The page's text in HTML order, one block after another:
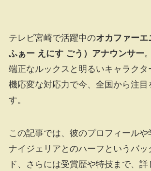
テレビ宮崎で活躍中のオカファーエ
ふぁー えにす ごう）アナウンサー。
端正なルックスと明るいキャラクタ
機応変な対応力で今、全国から注目
す。
この記事では、彼のプロフィールや
ナイジェリアとのハーフというバッ
ド、さらには受賞歴や特技まで、詳